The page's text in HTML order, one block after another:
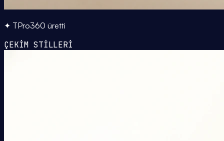
✦ TPro360 üretti
ÇEKİM STİLLERİ